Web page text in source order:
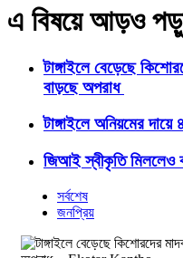
এ বিষয়ে আড়ও
টাঙ্গাইলে বেড়েছে
বাড়ছে অপরাধ
টাঙ্গাইলে অনিয়মের
জিআই স্বীকৃতি মিললেও
সর্বশেষ
জনপ্রিয়